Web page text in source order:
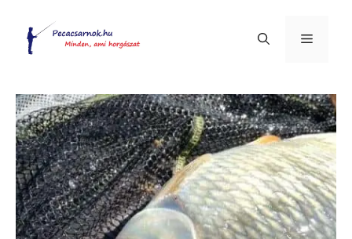
tartalomba
Menü